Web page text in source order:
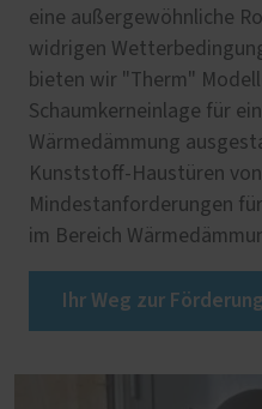
eine außergewöhnliche
widrigen
bieten wir "Therm"
Schaumkerneinlage für
Wärmedämmung
Kunststoff-Haustüren
Mindestanforderungen
im Bereich
Ihr Weg zur Förderung